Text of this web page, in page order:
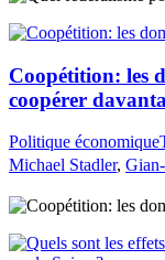
Coopétition: les
coopérer
Politique économique
Michael Stadler,